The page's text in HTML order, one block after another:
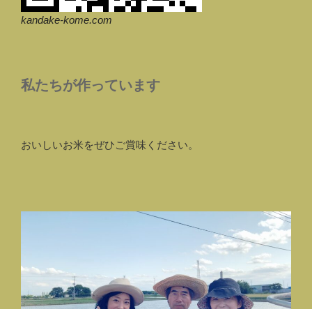
kandake-kome.com
私たちが作っています
おいしいお米をぜひご賞味ください。